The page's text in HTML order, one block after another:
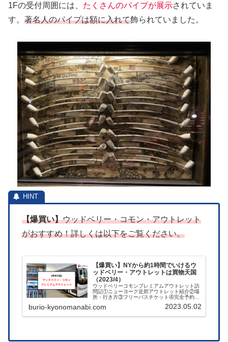
1Fの受付周囲には、 たくさんのパイプが展示されていま
す。 著名人のパイプは額に入れて飾られていました。
【爆買い】ウッドベリー・コモン・アウトレット
がおすすめ！詳しくは以下をご覧ください。
【爆買い】NYから約1時間でいけるウ
ッドベリー・アウトレットは買物天国
（2023/4）
ウッドベリーコモンプレミアムアウトレット訪
問記①ニューヨーク近郊アウトレット紹介②場
所・行き方③フリーバスチケット④完全予約制
日の様子⑦NY割引パス紹介…などこれらをまと
burio-kyonomanabi.com 2023.05.02